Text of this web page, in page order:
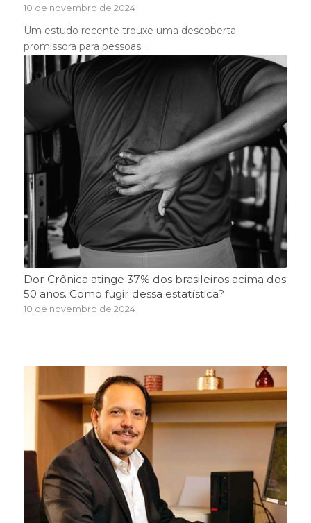
10 de novembro de 2024
Um estudo recente trouxe uma descoberta
promissora para pessoas…
Dor Crônica atinge 37% dos brasileiros acima dos
50 anos. Como fugir dessa estatística?
10 de novembro de 2024